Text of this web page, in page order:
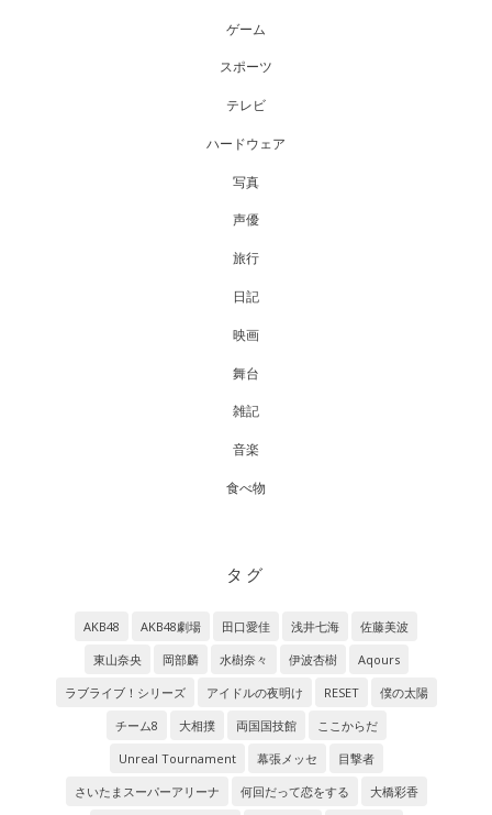
ゲーム
スポーツ
テレビ
ハードウェア
写真
声優
旅行
日記
映画
舞台
雑記
音楽
食べ物
タグ
AKB48 AKB48劇場 田口愛佳 浅井七海
佐藤美波
東山奈央
岡部麟 水樹奈々 伊波杏樹
Aqours
ラブライブ！シリーズ
アイドルの夜明け RESET
僕の太陽
チーム8
大相撲 両国国技館
ここからだ
Unreal Tournament
幕張メッセ
目撃者
さいたまスーパーアリーナ
何回だって恋をする
大橋彩香